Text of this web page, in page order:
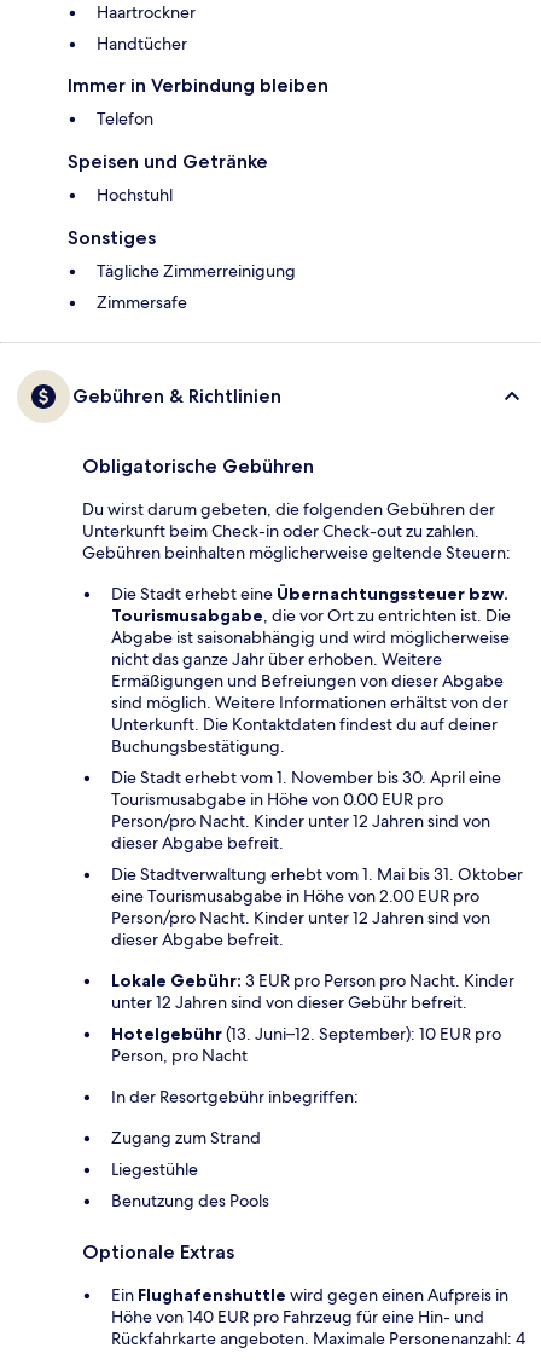
Haartrockner
Handtücher
Immer in Verbindung bleiben
Telefon
Speisen und Getränke
Hochstuhl
Sonstiges
Tägliche Zimmerreinigung
Zimmersafe
Gebühren & Richtlinien
Obligatorische Gebühren
Du wirst darum gebeten, die folgenden Gebühren der
Unterkunft beim Check-in oder Check-out zu zahlen.
Gebühren beinhalten möglicherweise geltende Steuern:
Die Stadt erhebt eine Übernachtungssteuer bzw.
Tourismusabgabe, die vor Ort zu entrichten ist. Die
Abgabe ist saisonabhängig und wird möglicherweise
nicht das ganze Jahr über erhoben. Weitere
Ermäßigungen und Befreiungen von dieser Abgabe
sind möglich. Weitere Informationen erhältst von der
Unterkunft. Die Kontaktdaten findest du auf deiner
Buchungsbestätigung.
Die Stadt erhebt vom 1. November bis 30. April eine
Tourismusabgabe in Höhe von 0.00 EUR pro
Person/pro Nacht. Kinder unter 12 Jahren sind von
dieser Abgabe befreit.
Die Stadtverwaltung erhebt vom 1. Mai bis 31. Oktober
eine Tourismusabgabe in Höhe von 2.00 EUR pro
Person/pro Nacht. Kinder unter 12 Jahren sind von
dieser Abgabe befreit.
Lokale Gebühr: 3 EUR pro Person pro Nacht. Kinder
unter 12 Jahren sind von dieser Gebühr befreit.
Hotelgebühr(13. Juni–12. September): 10 EUR pro
Person, pro Nacht
In der Resortgebühr inbegriffen:
Zugang zum Strand
Liegestühle
Benutzung des Pools
Optionale Extras
Ein Flughafenshuttle wird gegen einen Aufpreis in
Höhe von 140 EUR pro Fahrzeug für eine Hin- und
Rückfahrkarte angeboten. Maximale Personenanzahl: 4